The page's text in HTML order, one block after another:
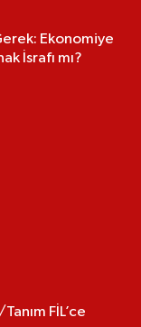
Ekonomiye
İsrafı mı?
FİL’ce